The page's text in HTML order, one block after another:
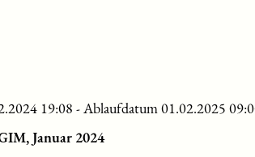
19:08 - Ablaufdatum 01.02.2025
Januar 2024